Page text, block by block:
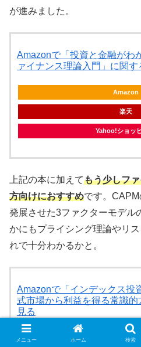
が進みました。
Amazonで「投資と金融がわ
ァイナンス理論入門」に関す
Amazon
楽天
Yahoo!ショッ
上記の本に加えてもう少しフ
方向けにおすすめです。
発展させた3ファクターモデル
かにもプライシング理論やリ
れで十分わかるかと。
Amazonで「インデックス投
式市場から利益を得る常識
見る
Amazon
メニュー ホーム 検索